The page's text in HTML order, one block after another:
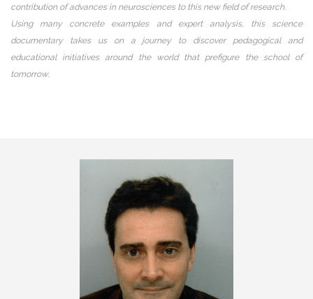
contribution of advances in neurosciences to this new field of research.
Using many concrete examples and expert analysis, this science
documentary takes us on a journey to discover pedagogical and
educational initiatives around the world that prefigure the school of
tomorrow.